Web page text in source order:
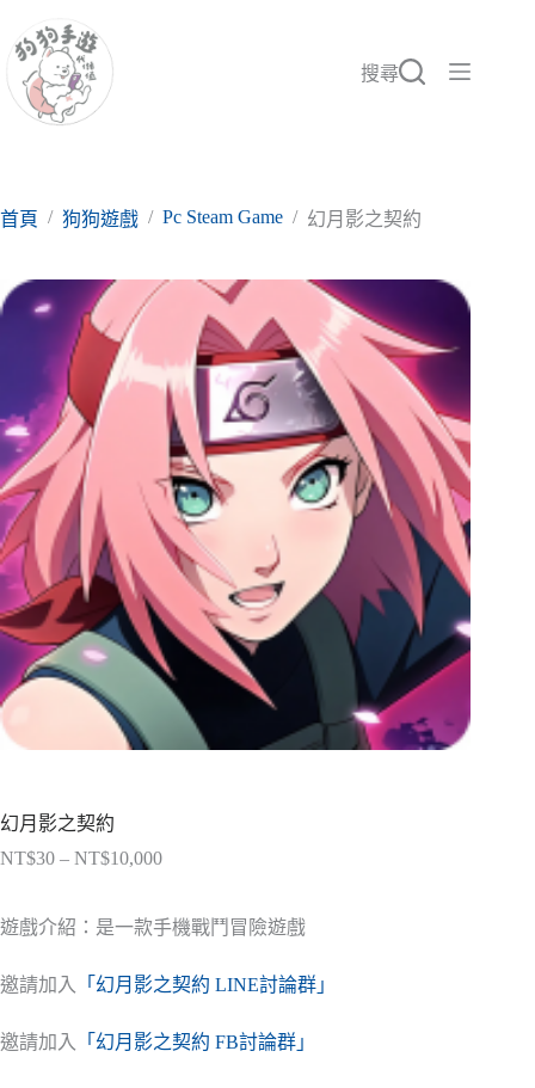
至
要
搜尋
首頁 / 狗狗遊戲 / Pc Steam Game / 幻月影之契約
幻月影之契約
NT$30 – NT$10,000價
範
NT$30
到
遊戲介紹：是一款手機戰鬥冒險遊戲
邀請加入 「幻月影之契約 LINE討論群」
邀請加入 「幻月影之契約 FB討論群」